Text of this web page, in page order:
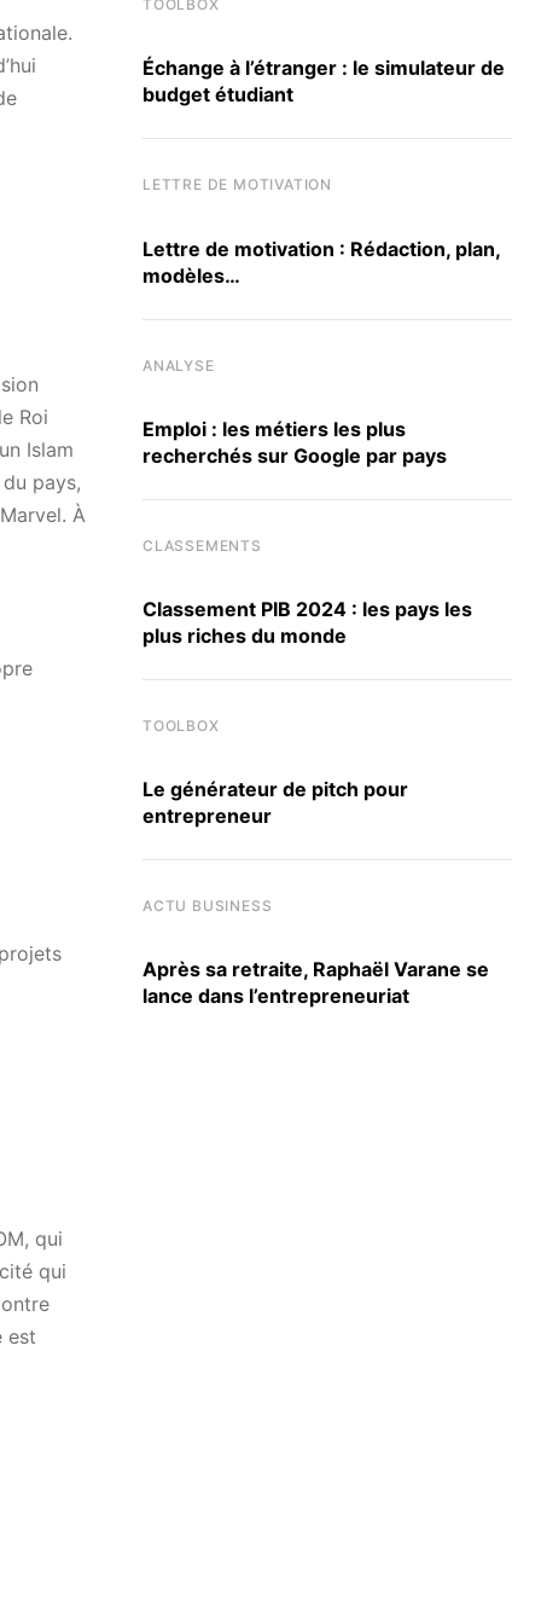
Roi
Islam
pays,
À
qui
qui
est
TOOLBOX
Échange à l’étranger : le simulateur de
budget étudiant
LETTRE DE MOTIVATION
Lettre de motivation : Rédaction, plan,
modèles…
ANALYSE
Emploi : les métiers les plus
recherchés sur Google par pays
CLASSEMENTS
Classement PIB 2024 : les pays les
plus riches du monde
TOOLBOX
Le générateur de pitch pour
entrepreneur
ACTU BUSINESS
Après sa retraite, Raphaël Varane se
lance dans l’entrepreneuriat